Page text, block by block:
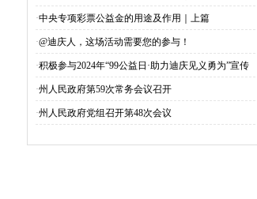
·中央专项彩票公益金的用途及作用｜上篇
·@迪庆人，这场活动需要您的参与！
·积极参与2024年“99公益日·助力迪庆见义勇为”宣传
募捐活动倡议书
·州人民政府第59次常务会议召开
·州人民政府党组召开第48次会议